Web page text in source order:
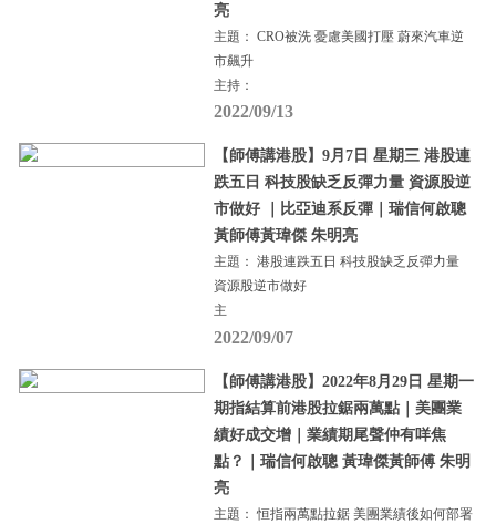
亮
主題： CRO被洗 憂慮美國打壓 蔚來汽車逆
市飆升
主持：
2022/09/13
【師傅講港股】9月7日 星期三 港股連
跌五日 科技股缺乏反彈力量 資源股逆
市做好 ｜比亞迪系反彈｜瑞信何啟聰
黃師傅黃瑋傑 朱明亮
主題： 港股連跌五日 科技股缺乏反彈力量
資源股逆市做好
主
2022/09/07
【師傅講港股】2022年8月29日 星期一
期指結算前港股拉鋸兩萬點｜美團業
績好成交增｜業績期尾聲仲有咩焦
點？｜瑞信何啟聰 黃瑋傑黃師傅 朱明
亮
主題： 恒指兩萬點拉鋸 美團業績後如何部署